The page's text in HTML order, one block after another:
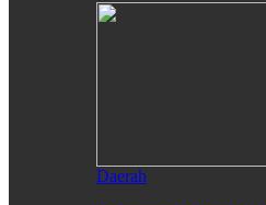
Daerah